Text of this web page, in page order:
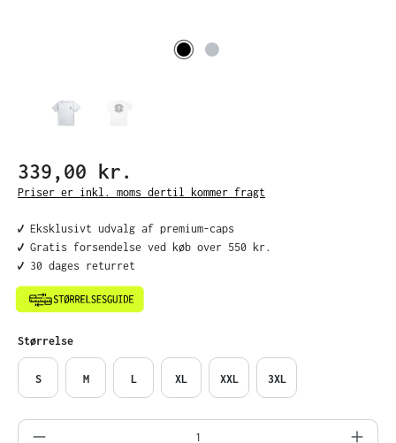
339,00 kr.
Priser er inkl. moms dertil kommer fragt
✔️ Eksklusivt udvalg af premium-caps
✔️ Gratis forsendelse ved køb over 550 kr.
✔️ 30 dages returret
Vælg
Størrelse
S M L XL XXL 3XL
Produktmængde: Indtast det ønskede